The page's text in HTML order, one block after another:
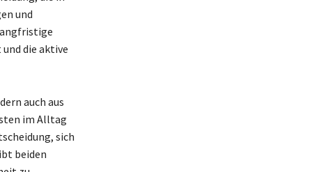
und
die aktive
auch aus
im Alltag
sich
beiden